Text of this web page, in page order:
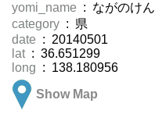
yomi_name : ながのけん
category : 県
date : 20140501
lat : 36.651299
long : 138.180956
Show Map